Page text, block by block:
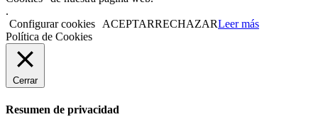
.
Configurar cookies ACEPTARRECHAZARLeer más
Política de Cookies
Cerrar
Resumen de privacidad